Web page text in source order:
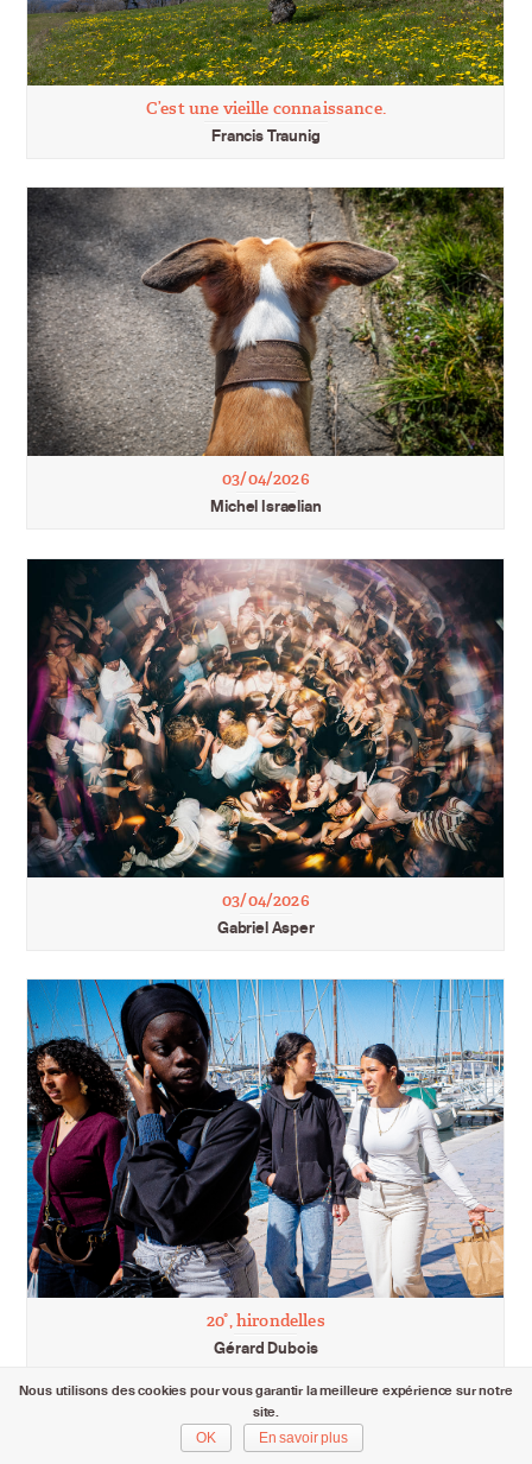
C’est une vieille connaissance.
Francis Traunig
03/04/2026
Michel Israelian
03/04/2026
Gabriel Asper
20°, hirondelles
Gérard Dubois
Nous utilisons des cookies pour vous garantir la meilleure expérience sur notre
site.
OK
En savoir plus